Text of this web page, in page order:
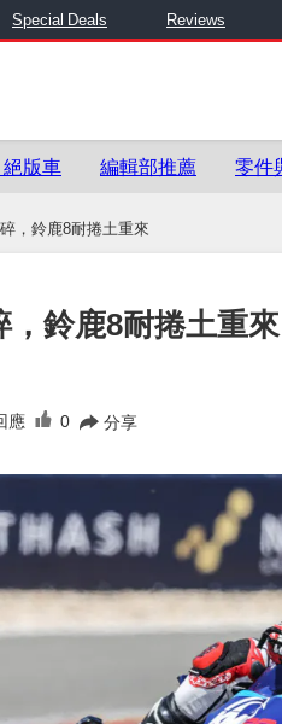
Special Deals Reviews
版車 編輯部推薦 零件
，鈴鹿8耐捲土重來
，鈴鹿8耐捲土重來
應 0 分享